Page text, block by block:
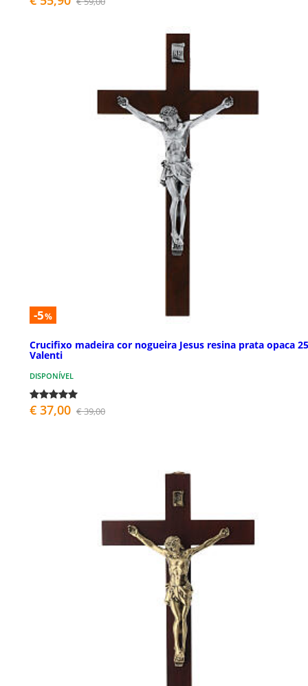
-5%
Crucifixo madeira cor nogueira Jesus resina prata opaca
Valenti
DISPONÍVEL
€ 37,00 € 39,00